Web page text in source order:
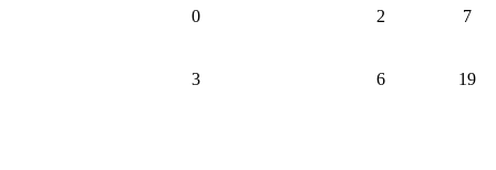
0 2 7
3 6 19